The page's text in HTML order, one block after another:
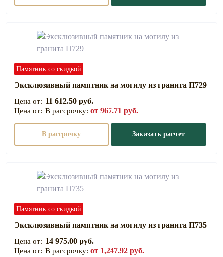
Памятник со скидкой
Эксклюзивный памятник на могилу из гранита П729
11 612.50 руб.
В рассрочку: от 967.71 руб.
В рассрочку Заказать расчет
Памятник со скидкой
Эксклюзивный памятник на могилу из гранита П735
14 975.00 руб.
В рассрочку: от 1,247.92 руб.